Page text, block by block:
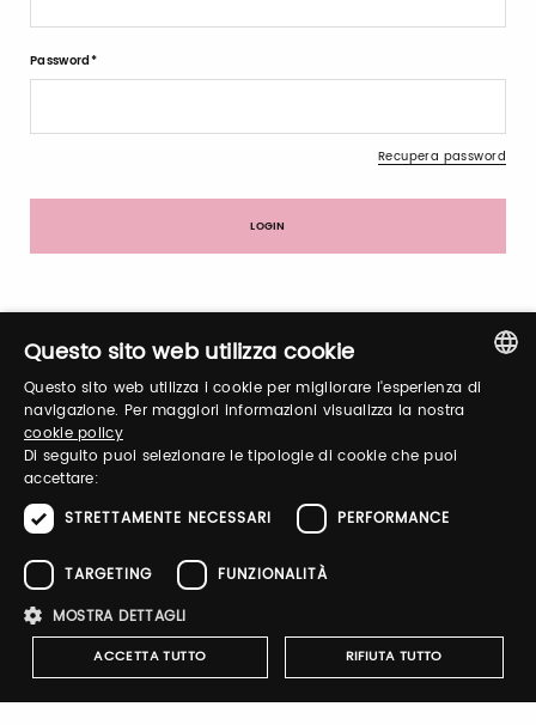
Password
Recupera password
Registrati
Notify-me
dell'espositore verrà pubblicato
Brand Profile
ITALIAN
Questo sito web utilizza cookie
Questo sito web utilizza i cookie per migliorare l'esperienza di
navigazione. Per maggiori informazioni visualizza la nostra
cookie policy
Di seguito puoi selezionare le tipologie di cookie che puoi
accettare:
STRETTAMENTE NECESSARI
PERFORMANCE
TARGETING
FUNZIONALITÀ
MOSTRA DETTAGLI
ACCETTA TUTTO RIFIUTA TUTTO